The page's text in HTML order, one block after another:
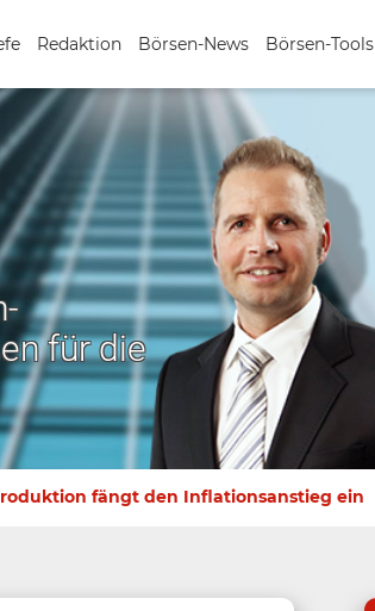
Redaktion Börsen-News Börsen-Tools
für die
fängt den Inflationsanstieg ein